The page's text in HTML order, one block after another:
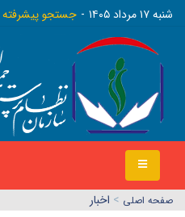
شنبه ١٧ مرداد ١٤٠٥ جستجو پیشرفته
صفحه اصلي > اخبار